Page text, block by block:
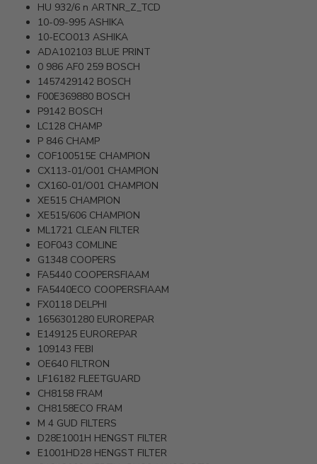
HU 932/6 n ARTNR_Z_TCD
10-09-995 ASHIKA
10-ECO013 ASHIKA
ADA102103 BLUE PRINT
0 986 AF0 259 BOSCH
1457429142 BOSCH
F00E369880 BOSCH
P9142 BOSCH
LC128 CHAMP
P 846 CHAMP
COF100515E CHAMPION
CX113-01/O01 CHAMPION
CX160-01/O01 CHAMPION
XE515 CHAMPION
XE515/606 CHAMPION
ML1721 CLEAN FILTER
EOF043 COMLINE
G1348 COOPERS
FA5440 COOPERSFIAAM
FA5440ECO COOPERSFIAAM
FX0118 DELPHI
1656301280 EUROREPAR
E149125 EUROREPAR
109143 FEBI
OE640 FILTRON
LF16182 FLEETGUARD
CH8158 FRAM
CH8158ECO FRAM
M 4 GUD FILTERS
D28E1001H HENGST FILTER
E1001HD28 HENGST FILTER